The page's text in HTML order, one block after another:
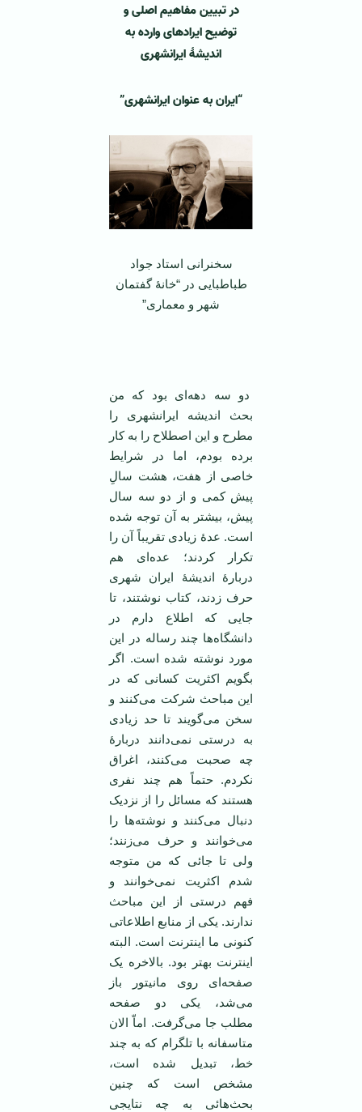
در تبیین مفاهیم اصلی و
توضیح ایرادهای وارده به
اندیشۀ ایرانشهری
“ایران به عنوان ایرانشهری”
سخنرانی استاد جواد
طباطبایی در “خانۀ گفتمان
شهر و معماری”
دو سه دهه‌ای بود که من
بحث اندیشه ایرانشهری را
مطرح و این اصطلاح را به کار
برده بودم، اما در شرایط
خاصی از هفت، هشت سالِ
پیش کمی و از دو سه سال
پیش، بیشتر به آن توجه شده
است. عدۀ زیادی تقریباً آن را
تکرار کردند؛ عده‌ای هم
دربارۀ اندیشۀ ایران شهری
حرف زدند، کتاب نوشتند، تا
جایی که اطلاع دارم در
دانشگاه‌ها چند رساله در این
مورد نوشته شده است. اگر
بگویم اکثریت کسانی که در
این مباحث شرکت می‌کنند و
سخن می‌گویند تا حد زیادی
به درستی نمی‌دانند دربارۀ
چه صحبت می‌کنند، اغراق
نکردم. حتماً هم چند نفری
هستند که مسائل را از نزدیک
دنبال می‌کنند و نوشته‌ها را
می‌خوانند و حرف می‌زنند؛
ولی تا جائی که من متوجه
شدم اکثریت نمی‌خوانند و
فهم درستی از این مباحث
ندارند. یکی از منابع اطلاعاتی
کنونی ما اینترنت است. البته
اینترنت بهتر بود. بالاخره یک
صفحه‌ای روی مانیتور باز
می‌شد، یکی دو صفحه
مطلب جا می‌گرفت. اماّ الان
متاسفانه با تلگرام که به چند
خط، تبدیل شده است،
مشخص است که چنین
بحث‌هائی به چه نتایجی